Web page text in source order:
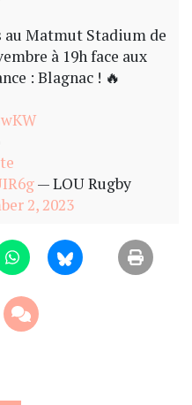
au Matmut Stadium de
à 19h face aux
: Blagnac ! 🔥
— LOU Rugby
2, 2023